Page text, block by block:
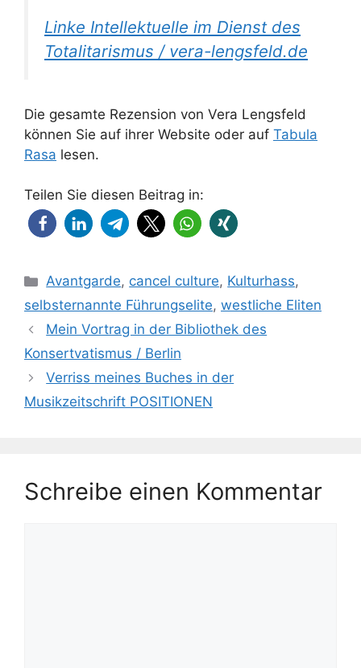
Linke Intellektuelle im Dienst des
Totalitarismus / vera-lengsfeld.de
Die gesamte Rezension von Vera Lengsfeld
können Sie auf ihrer Website oder auf Tabula
Rasa lesen.
Teilen Sie diesen Beitrag in:
Kategorien
Avantgarde, cancel culture, Kulturhass,
selbsternannte Führungselite, westliche Eliten
Mein Vortrag in der Bibliothek des
Konsertvatismus / Berlin
Verriss meines Buches in der
Musikzeitschrift POSITIONEN
Schreibe einen Kommentar